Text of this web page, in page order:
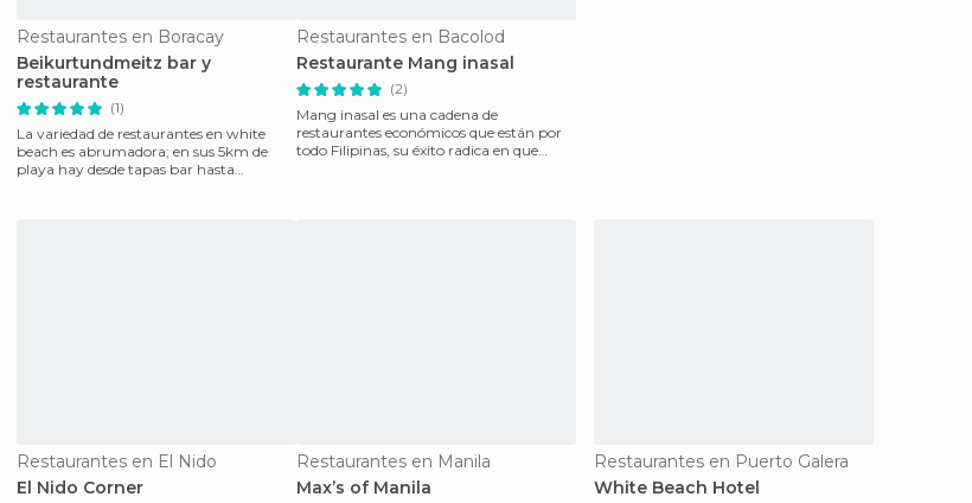
Restaurantes en Boracay
Beikurtundmeitz bar y
restaurante
(1)
La variedad de restaurantes en white
beach es abrumadora; en sus 5km de
playa hay desde tapas bar hasta
Restaurantes en Bacolod
Restaurante Mang inasal
(2)
Mang inasal es una cadena de
restaurantes económicos que están por
todo Filipinas, su éxito radica en que
Restaurantes en El Nido
El Nido Corner
Restaurantes en Manila
Max’s of Manila
Restaurantes en Puerto Galera
White Beach Hotel